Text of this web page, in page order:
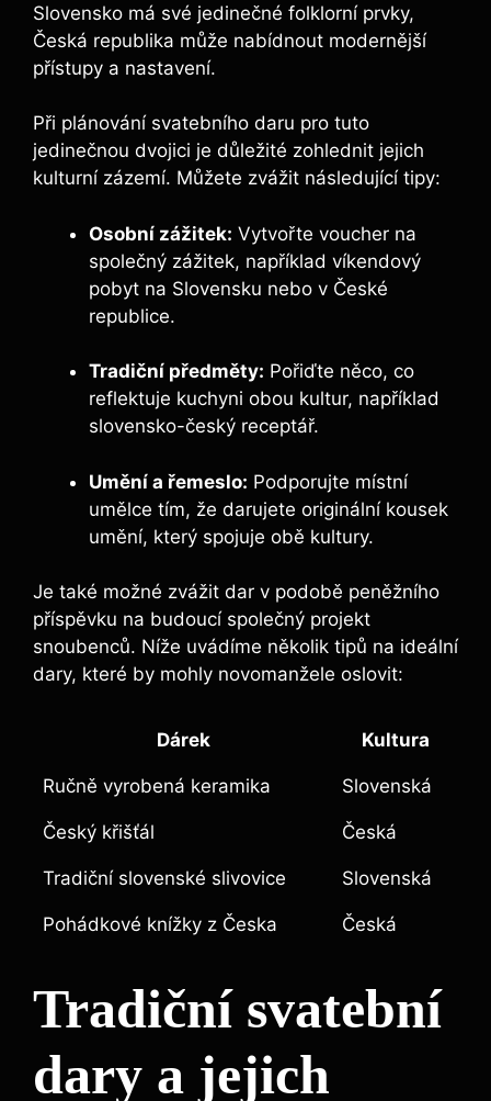
Slovensko má své jedinečné folklorní prvky,
Česká republika může nabídnout modernější
přístupy a nastavení.
Při plánování svatebního daru pro tuto
jedinečnou dvojici je důležité zohlednit jejich
kulturní zázemí. Můžete zvážit následující tipy:
Osobní zážitek: Vytvořte voucher na
společný zážitek, například víkendový
pobyt na Slovensku nebo v České
republice.
Tradiční předměty: Pořiďte něco, co
reflektuje kuchyni obou kultur, například
slovensko-český receptář.
Umění a řemeslo: Podporujte místní
umělce tím, že darujete originální kousek
umění, který spojuje obě kultury.
Je také možné zvážit dar v podobě peněžního
příspěvku na budoucí společný projekt
snoubenců. Níže uvádíme několik tipů na ideální
dary, které by mohly novomanžele oslovit:
Dárek Kultura
Ručně vyrobená keramika Slovenská
Český křišťál Česká
Tradiční slovenské slivovice Slovenská
Pohádkové knížky z Česka Česká
Tradiční svatební
dary a jejich